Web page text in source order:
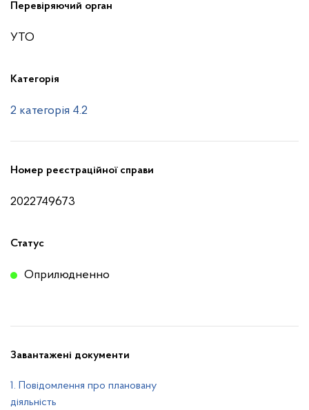
Перевіряючий орган
УТО
Категорія
2 категорія 4.2
Номер реєстраційної справи
2022749673
Статус
Оприлюдненно
Завантажені документи
1. Повідомлення про плановану
діяльність